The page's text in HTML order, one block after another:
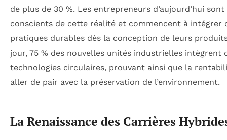
de plus de 30 %. Les entrepreneurs d’aujourd’hui sont
conscients de cette réalité et commencent à intégrer
pratiques durables dès la conception de leurs
jour, 75 % des nouvelles unités industrielles intègrent
technologies circulaires, prouvant ainsi que la
aller de pair avec la préservation de l’environnement.
La Renaissance des Carrières